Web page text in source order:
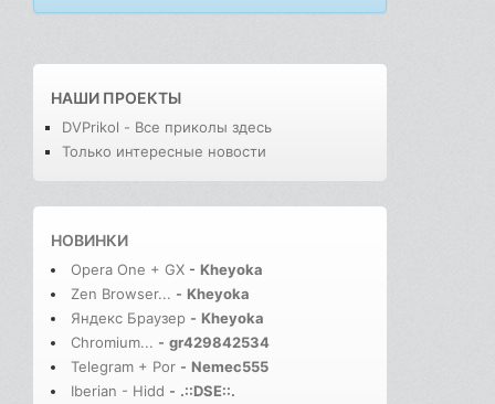
НАШИ ПРОЕКТЫ
DVPrikol - Все приколы здесь
Только интересные новости
НОВИНКИ
Opera One + GX - Kheyoka
Zen Browser... - Kheyoka
Яндекс Браузер - Kheyoka
Chromium... - gr429842534
Telegram + Por - Nemec555
Iberian - Hidd - .::DSE::.